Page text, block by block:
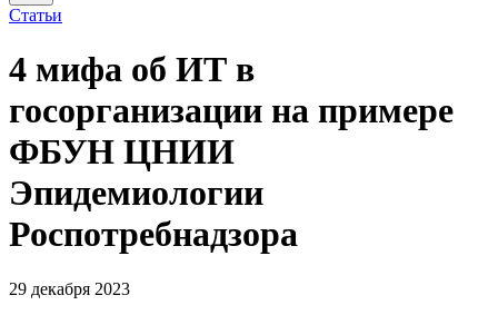
Статьи
4 мифа об ИТ в
госорганизации на примере
ФБУН ЦНИИ
Эпидемиологии
Роспотребнадзора
29 декабря 2023